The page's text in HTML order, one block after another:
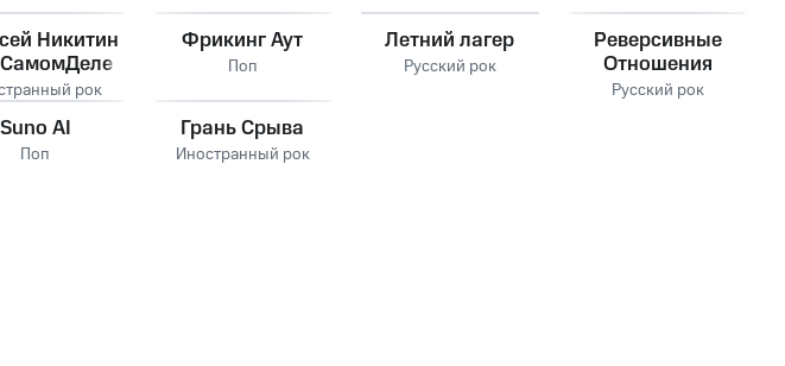
Никитин
(НСД) рок
Фрикинг Аут
Поп
Летний лагер
Русский рок
Реверсивные
Отношения
Русский рок
Suno AI
Поп
Грань Срыва
Иностранный рок